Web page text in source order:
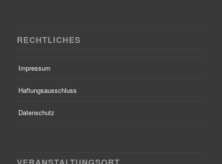
RECHTLICHES
Impressum
Haftungsausschluss
Datenschutz